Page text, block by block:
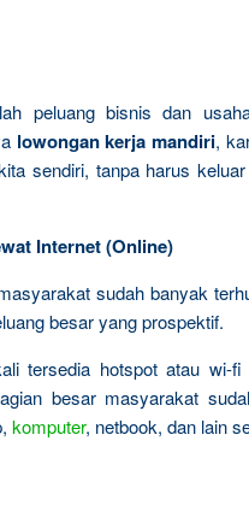
peluang bisnis dan
lowongan kerja mandiri,
sendiri, tanpa harus
Internet (Online)
sudah banyak
besar yang prospektif.
tersedia hotspot atau wi-
besar masyarakat
komputer, netbook, dan lain